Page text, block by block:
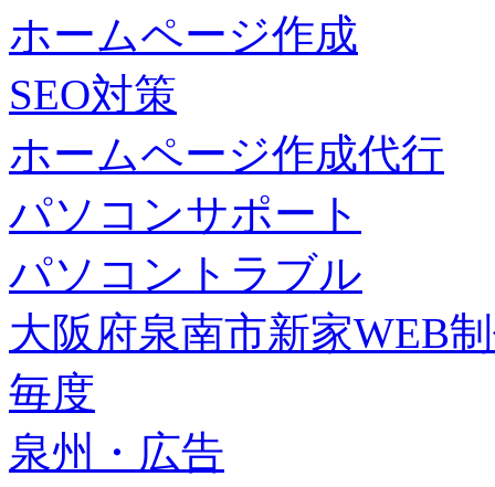
ホームページ作成
SEO対策
ホームページ作成代行
パソコンサポート
パソコントラブル
大阪府泉南市新家WEB
毎度
泉州・広告